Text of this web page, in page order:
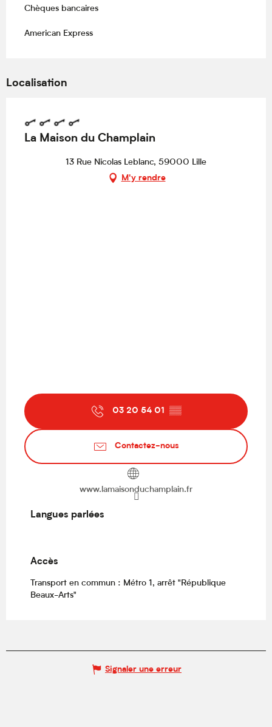
Chèques bancaires
American Express
Localisation
La Maison du Champlain
13 Rue Nicolas Leblanc, 59000 Lille
M'y rendre
03 20 54 01 ▒▒
Contactez-nous
www.lamaisonduchamplain.fr
Langues parlées
Langues parlées
Accès
Accès
Transport en commun : Métro 1, arrêt "République
Beaux-Arts"
Signaler une erreur